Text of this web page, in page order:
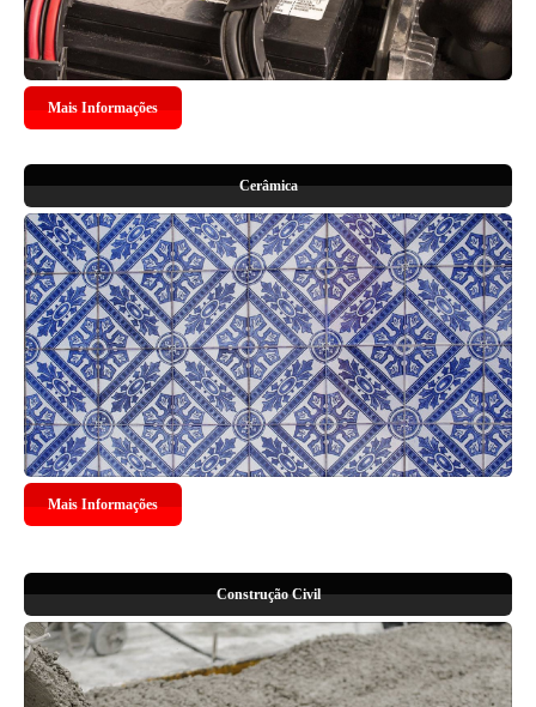
Mais Informações
Cerâmica
Mais Informações
Construção Civil